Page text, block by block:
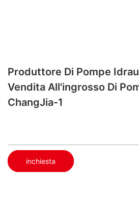
Produttore Di Pompe
Vendita All'ingrosso Di
ChangJia-1
inchiesta